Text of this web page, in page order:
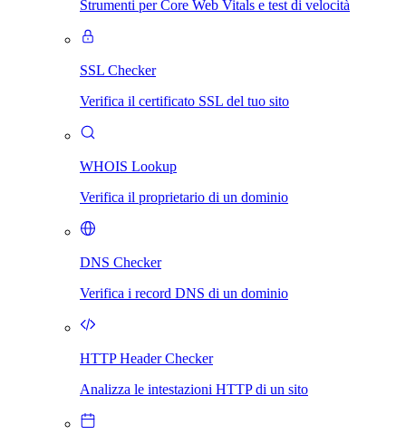
Strumenti per Core Web Vitals e test di velocità
SSL Checker
Verifica il certificato SSL del tuo sito
WHOIS Lookup
Verifica il proprietario di un dominio
DNS Checker
Verifica i record DNS di un dominio
HTTP Header Checker
Analizza le intestazioni HTTP di un sito